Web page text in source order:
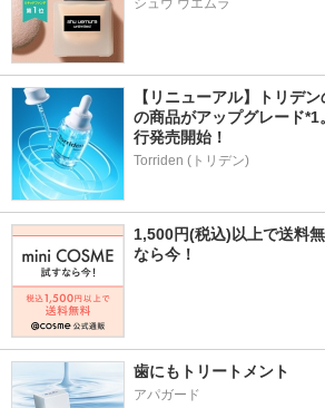
シュウ ウエムラ
【リニューアル】トリデ
の商品がアップグレード
行発売開始！
Torriden (トリデン)
1,500円(税込)以上で送料
なら今！
歯にもトリートメント
アパガード